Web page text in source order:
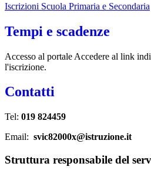
Iscrizioni Scuola Primaria e Secondaria
Tempi e scadenze
Accesso al portale Accedere al link
l'iscrizione.
Contatti
Tel: 019 824459
Email: svic82000x@istruzione.it
Struttura responsabile del